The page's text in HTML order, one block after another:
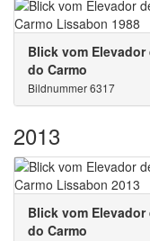
Blick vom
do Carmo
Bildnummer 6317
2013
Blick vom
do Carmo